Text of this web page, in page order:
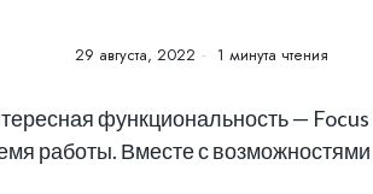
29 августа, 2022 1 минута чтения
функциональность —
работы. Вместе с